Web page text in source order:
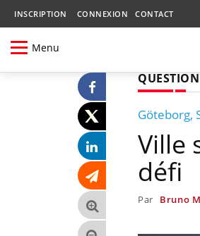
INSCRIPTION CONNEXION CONTACT
Menu
Göteborg,
Ville
défi
Par Bruno